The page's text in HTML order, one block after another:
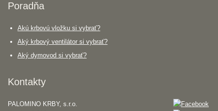
Poradňa
Akú krbovú vložku si vybrať?
Aký krbový ventilátor si vybrať?
Aký dymovod si vybrať?
Kontakty
PALOMINO KRBY, s.r.o.